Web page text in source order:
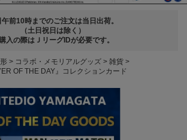
前10時までのご注文は当日出荷。
（土日祝日は除く）
入の際はＪリーグIDが必要です。
コラボ・メモリアルグッズ
雑貨
OF THE DAY』コレクションカード